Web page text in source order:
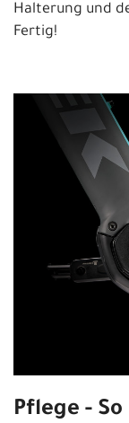
Halterung und
Fertig!
Pflege -